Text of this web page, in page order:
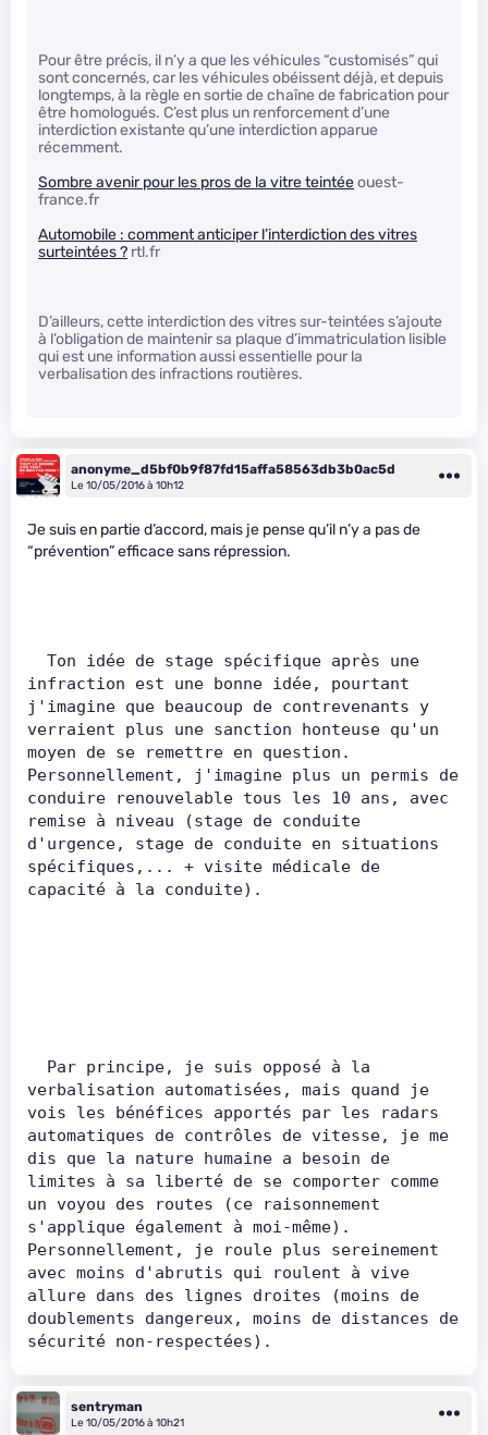
Pour être précis, il n’y a que les véhicules “customisés” qui
sont concernés, car les véhicules obéissent déjà, et depuis
longtemps, à la règle en sortie de chaîne de fabrication pour
être homologués. C’est plus un renforcement d’une
interdiction existante qu’une interdiction apparue
récemment.
Sombre avenir pour les pros de la vitre teintéeouest-
france.fr
Automobile : comment anticiper l’interdiction des vitres
surteintées ? rtl.fr
D’ailleurs, cette interdiction des vitres sur-teintées s’ajoute
à l’obligation de maintenir sa plaque d’immatriculation lisible
qui est une information aussi essentielle pour la
verbalisation des infractions routières.
anonyme_d5bf0b9f87fd15affa58563db3b0ac5d
Le 10/05/2016 à 10h12
Je suis en partie d’accord, mais je pense qu’il n’y a pas de
“prévention” efficace sans répression.
infraction est une bonne idée, pourtant
j'imagine que beaucoup de contrevenants y
verraient plus une sanction honteuse qu'un
moyen de se remettre en question.
Personnellement, j'imagine plus un permis de
conduire renouvelable tous les 10 ans, avec
remise à niveau (stage de conduite
d'urgence, stage de conduite en situations
spécifiques,... + visite médicale de
capacité à la conduite).
verbalisation automatisées, mais quand je
vois les bénéfices apportés par les radars
automatiques de contrôles de vitesse, je me
dis que la nature humaine a besoin de
limites à sa liberté de se comporter comme
un voyou des routes (ce raisonnement
s'applique également à moi-même).
Personnellement, je roule plus sereinement
avec moins d'abrutis qui roulent à vive
allure dans des lignes droites (moins de
doublements dangereux, moins de distances de
sécurité non-respectées).
sentryman
Le 10/05/2016 à 10h21